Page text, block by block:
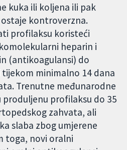
kuka ili koljena ili pak
kontroverzna.
profilaksu koristeći
heparin i
(antikoagulansi) do
minimalno 14 dana
Trenutne međunarodne
profilaksu do 35
zahvata, ali
slaba zbog umjerene
toga, novi oralni